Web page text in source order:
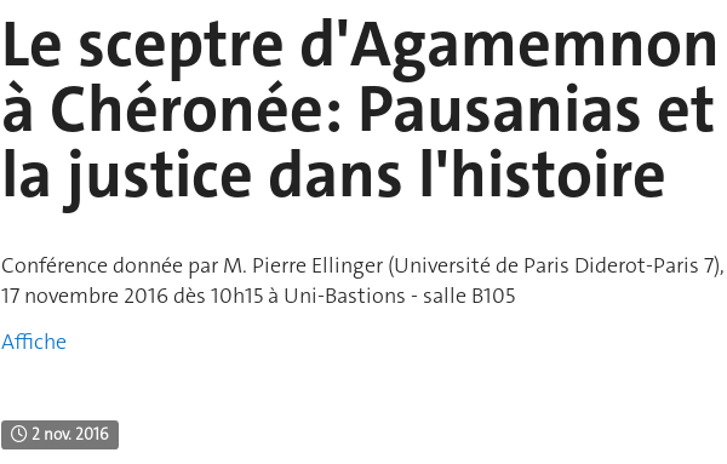
Le sceptre d'Agamemnon
à Chéronée: Pausanias et
la justice dans l'histoire
Conférence donnée par M. Pierre Ellinger (Université de Paris Diderot-Paris
17 novembre 2016 dès 10h15 à Uni-Bastions - salle B105
Affiche
2 nov. 2016